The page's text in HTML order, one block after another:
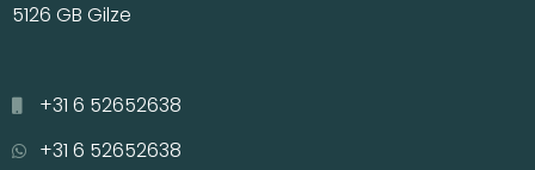
5126 GB Gilze
+31 6 52652638
+31 6 52652638